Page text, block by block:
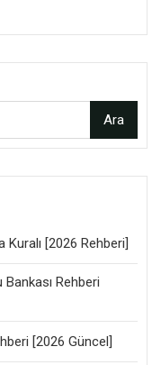
Ara
[2026 Rehberi]
Bankası Rehberi
[2026 Güncel]